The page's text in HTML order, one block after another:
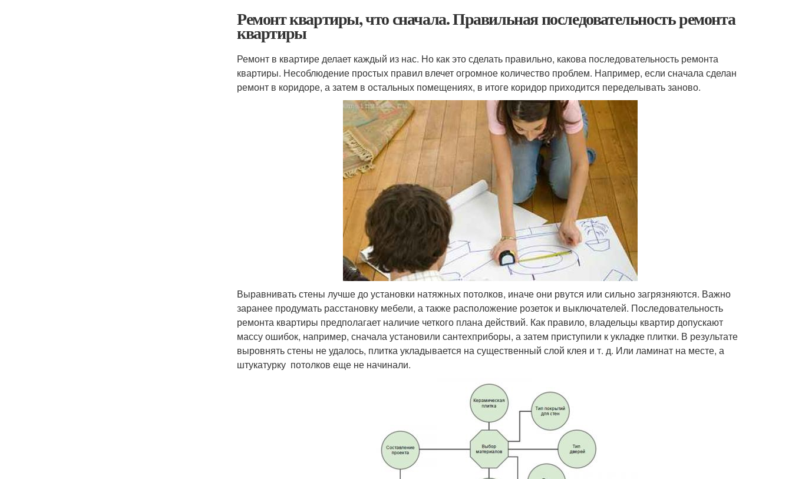
Ремонт квартиры, что сначала. Правильная последовательность ремонта
квартиры
Ремонт в квартире делает каждый из нас. Но как это сделать правильно, какова последовательность ремонта
квартиры. Несоблюдение простых правил влечет огромное количество проблем. Например, если сначала сделан
ремонт в коридоре, а затем в остальных помещениях, в итоге коридор приходится переделывать заново.
Выравнивать стены лучше до установки натяжных потолков, иначе они рвутся или сильно загрязняются. Важно
заранее продумать расстановку мебели, а также расположение розеток и выключателей. Последовательность
ремонта квартиры предполагает наличие четкого плана действий. Как правило, владельцы квартир допускают
массу ошибок, например, сначала установили сантехприборы, а затем приступили к укладке плитки. В результате
выровнять стены не удалось, плитка укладывается на существенный слой клея и т. д. Или ламинат на месте, а
штукатурку потолков еще не начинали.